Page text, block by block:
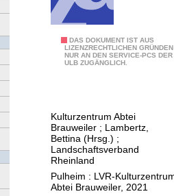
DAS DOKUMENT IST AUS
LIZENZRECHTLICHEN GRÜNDEN
NUR AN DEN SERVICE-PCS DER
ULB ZUGÄNGLICH.
R
u
n
d
g
Kulturzentrum Abtei
Brauweiler ; Lambertz,
Bettina (Hrsg.) ;
Landschaftsverband
Rheinland
Pulheim : LVR-
Abtei Brauweiler, 2021